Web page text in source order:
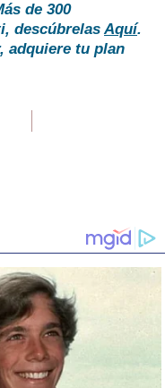
de 300
descúbrelasAquí.
adquiere tu plan